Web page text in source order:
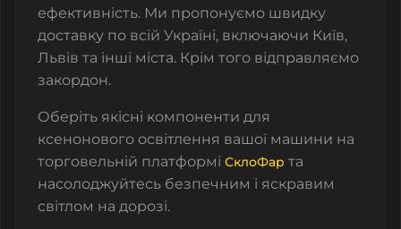
ефективність. Ми пропонуємо швидку
доставку по всій Україні, включаючи Київ,
Львів та інші міста. Крім того відправляємо
закордон.
Оберіть якісні компоненти для
ксенонового освітлення вашої машини на
торговельній платформі СклоФар та
насолоджуйтесь безпечним і яскравим
світлом на дорозі.